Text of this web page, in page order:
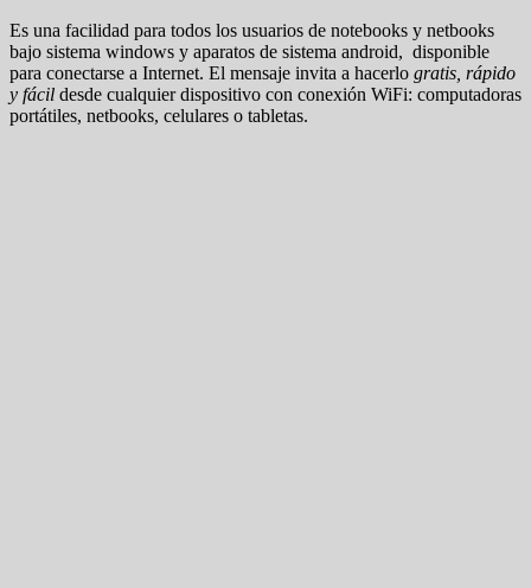
Es una facilidad para todos los usuarios de notebooks y netbooks
bajo sistema windows y aparatos de sistema android, disponible
para conectarse a Internet. El mensaje invita a hacerlo gratis, rápido
y fácil desde cualquier dispositivo con conexión WiFi: computadoras
portátiles, netbooks, celulares o tabletas.